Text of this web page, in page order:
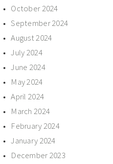
October 2024
September 2024
August 2024
July 2024
June 2024
May 2024
April 2024
March 2024
February 2024
January 2024
December 2023